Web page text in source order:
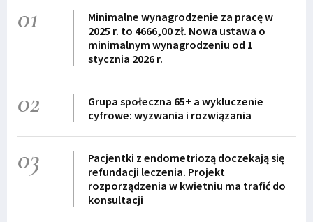
01
Minimalne wynagrodzenie za pracę w
2025 r. to 4666,00 zł. Nowa ustawa o
minimalnym wynagrodzeniu od 1
stycznia 2026 r.
02
Grupa społeczna 65+ a wykluczenie
cyfrowe: wyzwania i rozwiązania
03
Pacjentki z endometriozą doczekają się
refundacji leczenia. Projekt
rozporządzenia w kwietniu ma trafić do
konsultacji